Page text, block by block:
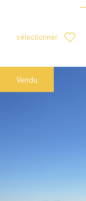
sélectionner
Vendu